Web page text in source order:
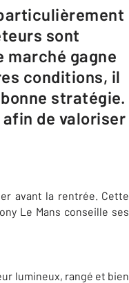
sont
marché gagne
conditions, il
stratégie.
afin de valoriser
avant la rentrée. Cette
Le Mans conseille ses
lumineux, rangé et bien